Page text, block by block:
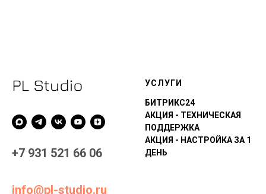
+7 931 521 66 06
info@pl-studio.ru
УСЛУГИ
БИТРИКС24
АКЦИЯ - ТЕХНИЧЕСКАЯ
ПОДДЕРЖКА
АКЦИЯ - НАСТРОЙКА ЗА 1
ДЕНЬ